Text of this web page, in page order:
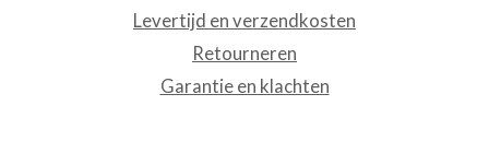
Levertijd en verzendkosten
Retourneren
Garantie en klachten